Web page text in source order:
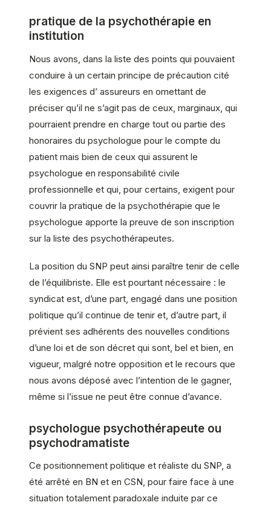
pratique de la psychothérapie en
institution
Nous avons, dans la liste des points qui pouvaient
conduire à un certain principe de précaution cité
les exigences d’ assureurs en omettant de
préciser qu’il ne s’agit pas de ceux, marginaux, qui
pourraient prendre en charge tout ou partie des
honoraires du psychologue pour le compte du
patient mais bien de ceux qui assurent le
psychologue en responsabilité civile
professionnelle et qui, pour certains, exigent pour
couvrir la pratique de la psychothérapie que le
psychologue apporte la preuve de son inscription
sur la liste des psychothérapeutes.
La position du SNP peut ainsi paraître tenir de celle
de l’équilibriste. Elle est pourtant nécessaire : le
syndicat est, d’une part, engagé dans une position
politique qu’il continue de tenir et, d’autre part, il
prévient ses adhérents des nouvelles conditions
d’une loi et de son décret qui sont, bel et bien, en
vigueur, malgré notre opposition et le recours que
nous avons déposé avec l’intention de le gagner,
même si l’issue ne peut être connue d’avance.
psychologue psychothérapeute ou
psychodramatiste
Ce positionnement politique et réaliste du SNP, a
été arrêté en BN et en CSN, pour faire face à une
situation totalement paradoxale induite par ce